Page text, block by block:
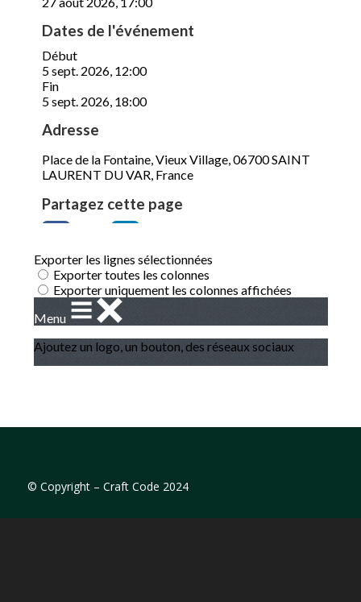
Copyright – Craft Code 2024
Mentions légales
Politique de confidentialité
Nous contacter
GÉNÉRATIONS MOUVEMENTS06